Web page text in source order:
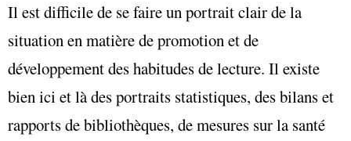
Il est difficile de se faire un portrait clair de la
situation en matière de promotion et de
développement des habitudes de lecture. Il existe
bien ici et là des portraits statistiques, des bilans et
rapports de bibliothèques, de mesures sur la santé